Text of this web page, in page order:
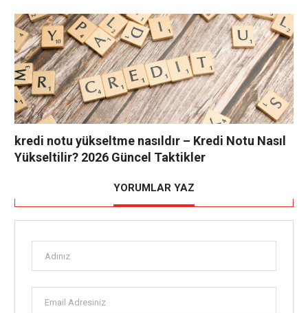
kredi notu yükseltme nasıldır – Kredi Notu Nasıl
Yükseltilir? 2026 Güncel Taktikler
YORUMLAR YAZ